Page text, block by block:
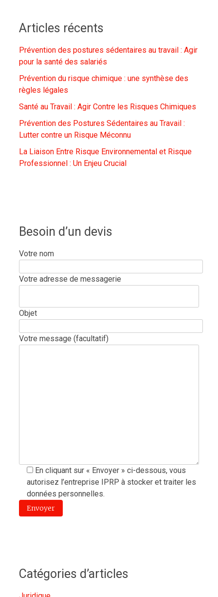
Articles récents
Prévention des postures sédentaires au travail : Agir
pour la santé des salariés
Prévention du risque chimique : une synthèse des
règles légales
Santé au Travail : Agir Contre les Risques Chimiques
Prévention des Postures Sédentaires au Travail :
Lutter contre un Risque Méconnu
La Liaison Entre Risque Environnemental et Risque
Professionnel : Un Enjeu Crucial
Besoin d’un devis
Votre nom
Votre adresse de messagerie
Objet
Votre message (facultatif)
En cliquant sur « Envoyer » ci-dessous, vous
autorisez l’entreprise IPRP à stocker et traiter les
données personnelles.
Catégories d’articles